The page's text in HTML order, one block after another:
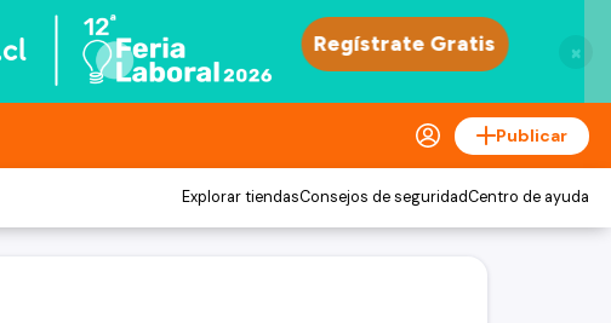
×
Publicar
Explorar tiendasConsejos de seguridadCentro de ayuda